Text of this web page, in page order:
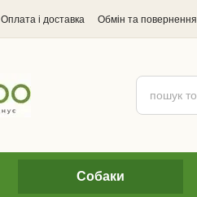
Оплата і доставка Обмін та повернення
Cобаки